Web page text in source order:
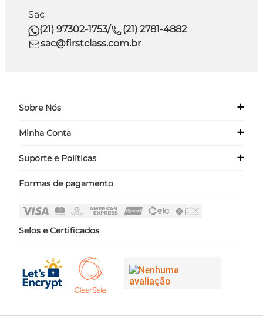
Sac
(21) 97302-1753/
(21) 2781-4882
sac@firstclass.com.br
Sobre Nós +
Quem Somos
Minha Conta +
Meus Dados
Suporte e Políticas +
Políticas
Fale Conosco
Formas de pagamento
Selos e Certificados